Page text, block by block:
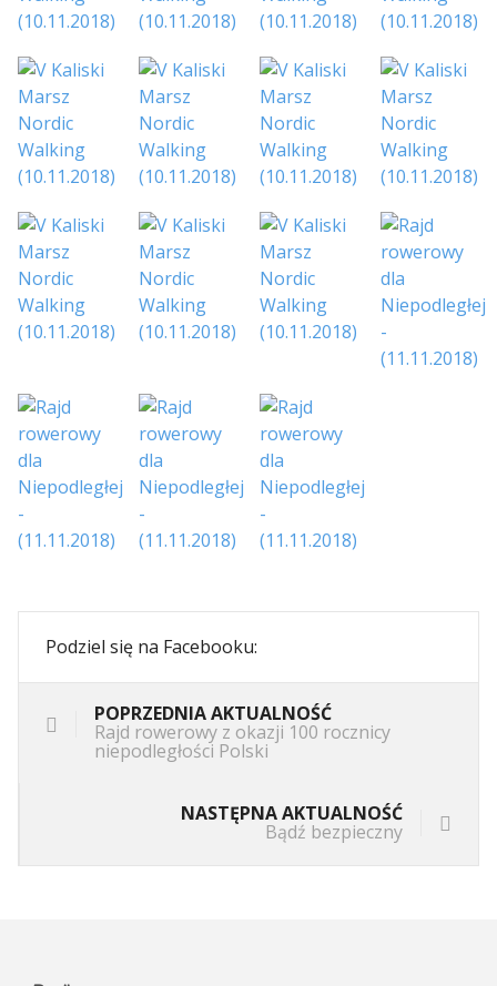
Podziel się na Facebooku:
POPRZEDNIA AKTUALNOŚĆ
Rajd rowerowy z okazji 100 rocznicy
niepodległości Polski
NASTĘPNA AKTUALNOŚĆ
Bądź bezpieczny